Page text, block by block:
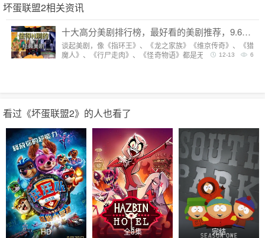
坏蛋联盟2相关资讯
十大高分美剧排行榜，最好看的美剧推荐，9.6分神剧扎堆
谈起美剧，像《指环王》、《龙之家族》《维京传奇》、《猎
魔人》、《行尸走肉》、《怪奇物语》都是无法复制的经典，
6
12-13
看过《坏蛋联盟2》的人也看了
HD 全8集 完结